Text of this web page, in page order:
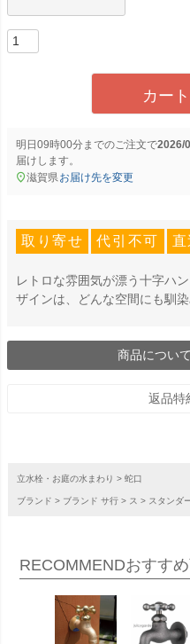
カー
明日 09時00分までのご注文で2026/
届けします。
滋賀県お届け先を変更
取り寄せ 代引不可 直
レトロな雰囲気が漂う十字ハ
ザインは、どんな空間にも馴
商品につい
返品特
立水栓・お庭の水まわり 蛇口
ブランド ブランド サ行 ス スタンダ
RECOMMENDおすす